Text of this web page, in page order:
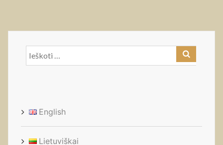
Ieškoti:
English
Lietuviškai